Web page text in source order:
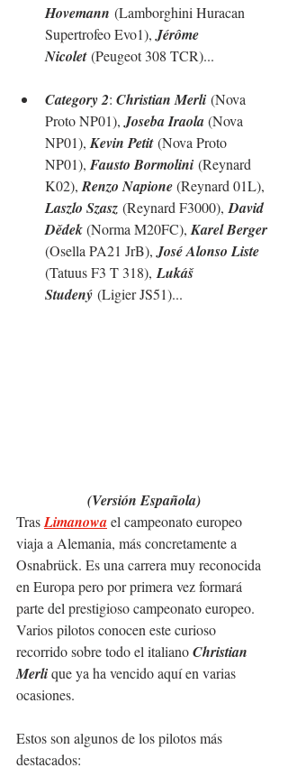
Hovemann (Lamborghini Huracan
Supertrofeo Evo1), Jérôme
Nicolet (Peugeot 308 TCR)...
Category 2: Christian Merli (Nova
Proto NP01), Joseba Iraola (Nova
NP01), Kevin Petit (Nova Proto
NP01), Fausto Bormolini (Reynard
K02), Renzo Napione (Reynard 01L),
Laszlo Szasz (Reynard F3000), David
Dědek (Norma M20FC), Karel Berger
(Osella PA21 JrB), José Alonso Liste
(Tatuus F3 T 318), Lukáš
Studený (Ligier JS51)...
(Versión Española)
Tras Limanowa el campeonato europeo
viaja a Alemania, más concretamente a
Osnabrück. Es una carrera muy reconocida
en Europa pero por primera vez formará
parte del prestigioso campeonato europeo.
Varios pilotos conocen este curioso
recorrido sobre todo el italiano Christian
Merli que ya ha vencido aquí en varias
ocasiones.
Estos son algunos de los pilotos más
destacados: